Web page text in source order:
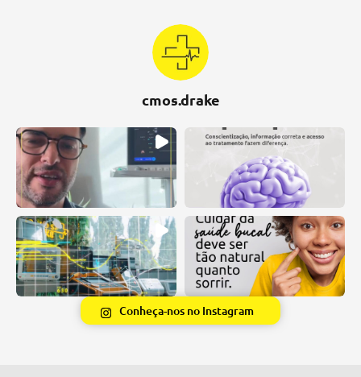
cmos.drake
Conheça-nos no Instagram